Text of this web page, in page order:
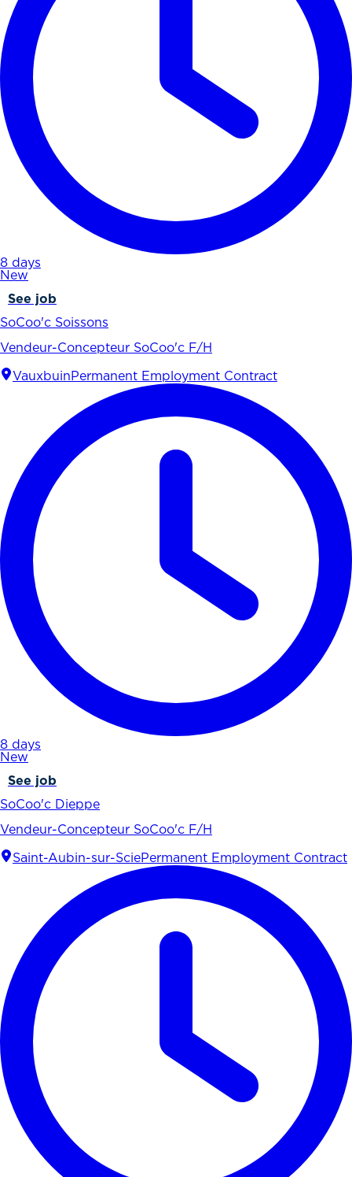
8 days
New
See job
SoCoo'c Soissons
Vendeur-Concepteur SoCoo'c F/H
Vauxbuin Permanent Employment Contract
8 days
New
See job
SoCoo'c Dieppe
Vendeur-Concepteur SoCoo'c F/H
Saint-Aubin-sur-SciePermanent Employment Contract